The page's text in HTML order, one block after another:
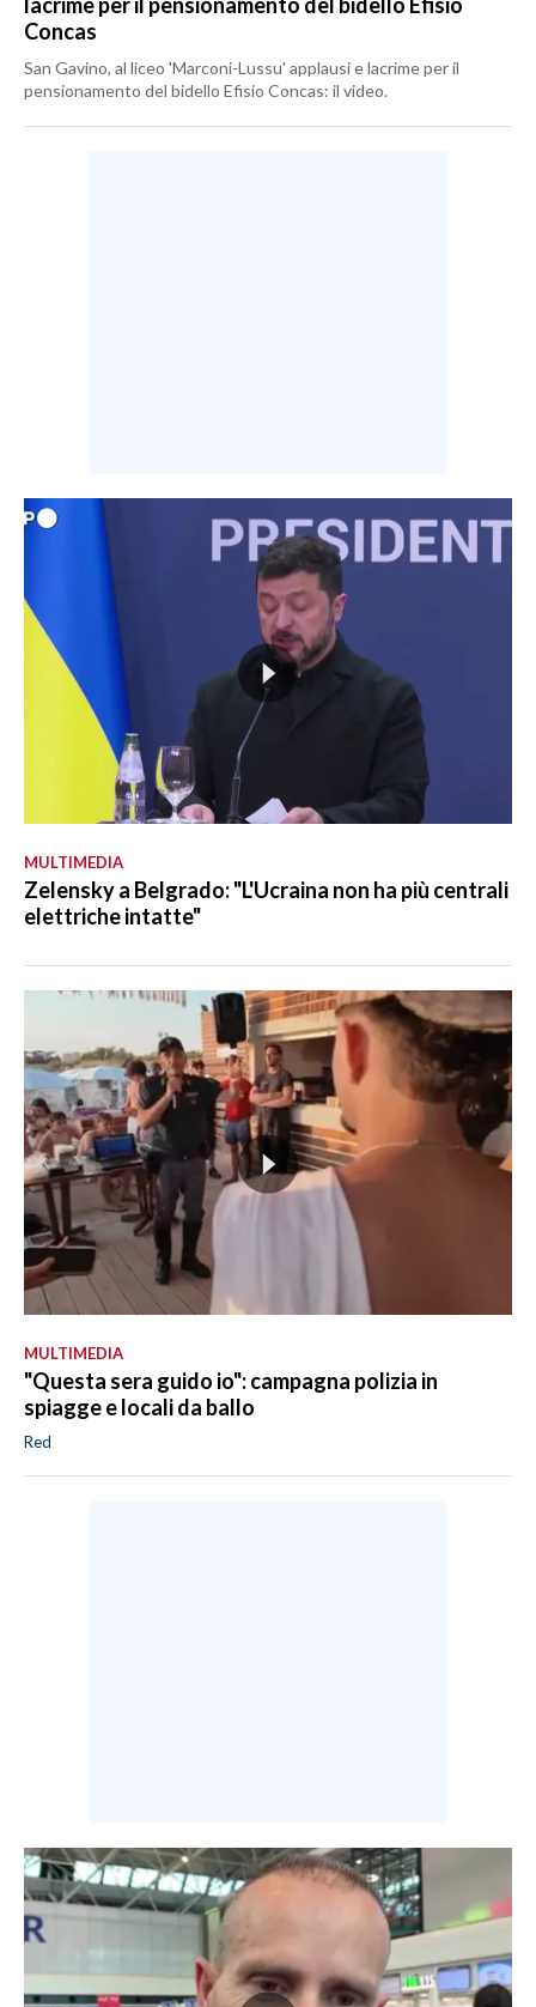
Concas
San Gavino, al liceo 'Marconi-Lussu' applausi e lacrime per il
pensionamento del bidello Efisio Concas: il video.
MULTIMEDIA
Zelensky a Belgrado: "L'Ucraina non ha più centrali
elettriche intatte"
MULTIMEDIA
"Questa sera guido io": campagna polizia in
spiagge e locali da ballo
Red